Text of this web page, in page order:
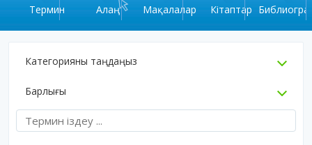
Термин Алаң Мақалалар Кітаптар
Категорияны таңдаңыз
Барлығы